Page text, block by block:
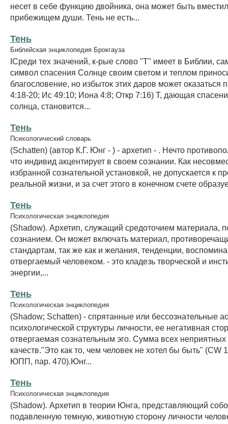
несет в себе функцию двойника, она может быть
прибежищем души. Тень не есть...
Тень
Библейская энциклопедия Брокгауза
IСреди тех значений, к-рые слово "Т" имеет в Библии,
символ спасения Солнце своим светом и теплом
благословение, но избыток этих даров может оказаться
4:18-20; Ис 49:10; Иона 4:8; Откр 7:16) Т, дающая
солнца, становится...
Тень
Психологический словарь
(Schatten) (автор К.Г. Юнг - ) - архетип - . Нечто
что индивид акцентирует в своем сознании. Как
избранной сознательной установкой, не допускается к
реальной жизни, и за счет этого в конечном счете
Тень
Психологическая энциклопедия
(Shadow). Архетип, служащий средоточием материала,
сознанием. Он может включать материал,
стандартам, так же как и желания, тенденции,
отвергаемый человеком. - это кладезь творческой и
энергии,...
Тень
Психологическая энциклопедия
(Shadow; Schatten) - спрятанные или бессознательные
психологической структуры личности, ее негативная
отвергаемая сознательным эго. Сумма всех
качеств."Это как то, чем человек не хотел бы быть" (CW
ЮПП, пар. 470).Юнг...
Тень
Психологическая энциклопедия
(Shadow). Архетип в теории Юнга, представляющий
подавленную темную, животную сторону личности